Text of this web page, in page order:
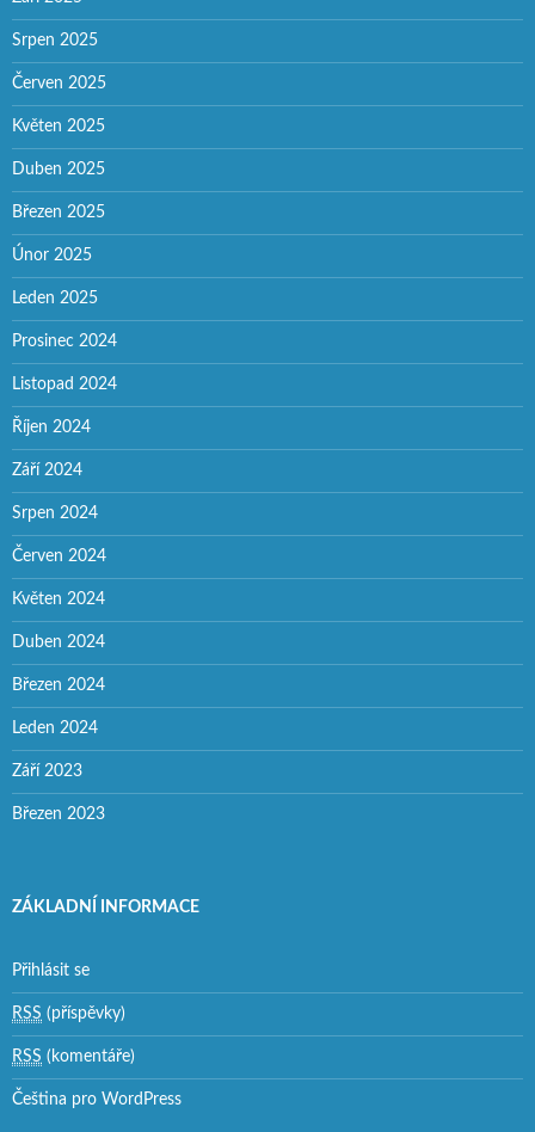
Srpen 2025
Červen 2025
Květen 2025
Duben 2025
Březen 2025
Únor 2025
Leden 2025
Prosinec 2024
Listopad 2024
Říjen 2024
Září 2024
Srpen 2024
Červen 2024
Květen 2024
Duben 2024
Březen 2024
Leden 2024
Září 2023
Březen 2023
ZÁKLADNÍ INFORMACE
Přihlásit se
RSS (příspěvky)
RSS (komentáře)
Čeština pro WordPress